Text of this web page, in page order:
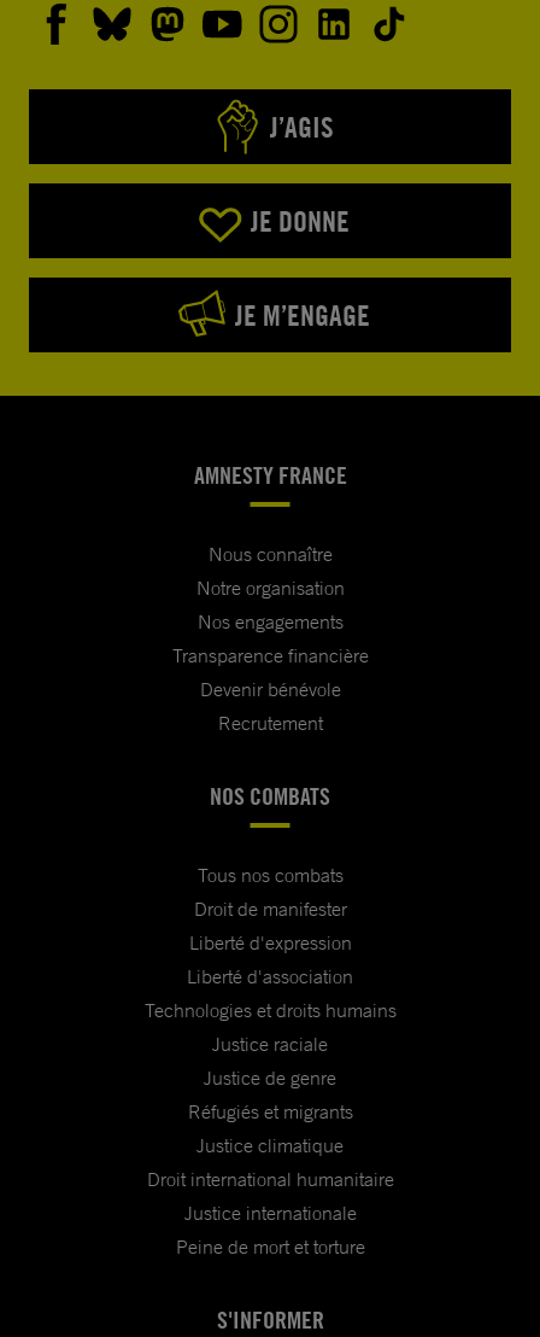
J’AGIS
JE DONNE
JE M’ENGAGE
AMNESTY FRANCE
Nous connaître
Notre organisation
Nos engagements
Transparence financière
Devenir bénévole
Recrutement
NOS COMBATS
Tous nos combats
Droit de manifester
Liberté d'expression
Liberté d'association
Technologies et droits humains
Justice raciale
Justice de genre
Réfugiés et migrants
Justice climatique
Droit international humanitaire
Justice internationale
Peine de mort et torture
S'INFORMER